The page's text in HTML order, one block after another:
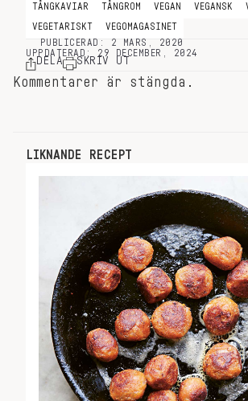
TÅNGKAVIAR TÅNGROM VEGAN VEGANSK
VEGETARISKT
VEGOMAGASINET
PUBLICERAD: 2 MARS, 2020
UPPDATERAD: 29 DECEMBER, 2024
DELA SKRIV UT
Kommentarer är stängda.
LIKNANDE RECEPT